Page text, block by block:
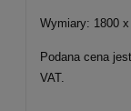
Wymiary: 1800
Podana cena
VAT.